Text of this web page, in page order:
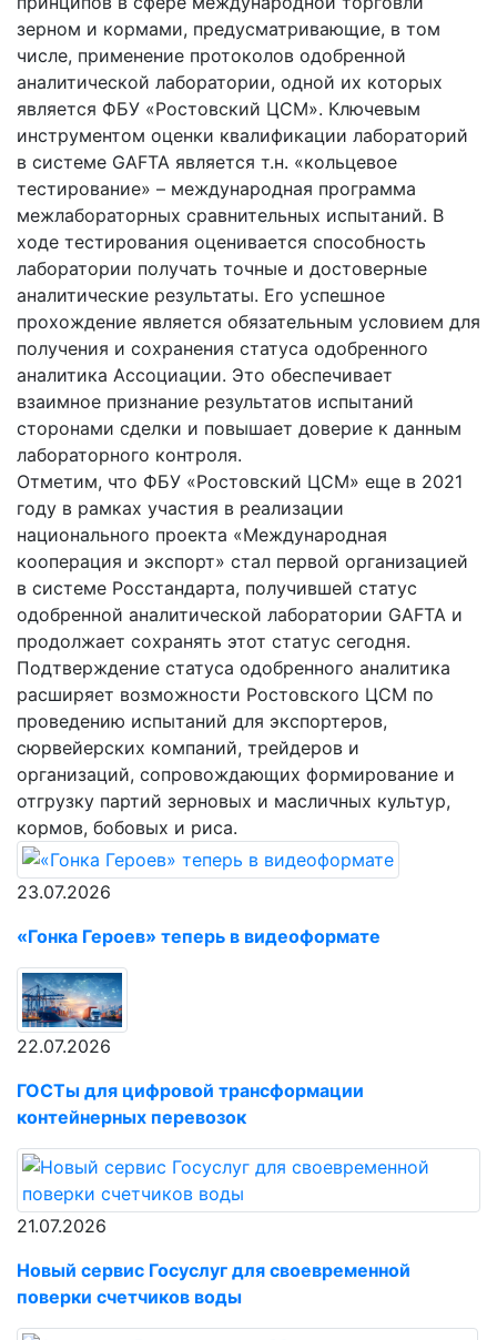
зерном и кормами, предусматривающие, в том
числе, применение протоколов одобренной
аналитической лаборатории, одной их которых
является ФБУ «Ростовский ЦСМ». Ключевым
инструментом оценки квалификации лабораторий
в системе GAFTA является т.н. «кольцевое
тестирование» – международная программа
межлабораторных сравнительных испытаний. В
ходе тестирования оценивается способность
лаборатории получать точные и достоверные
аналитические результаты. Его успешное
прохождение является обязательным условием для
получения и сохранения статуса одобренного
аналитика Ассоциации. Это обеспечивает
взаимное признание результатов испытаний
сторонами сделки и повышает доверие к данным
лабораторного контроля.
Отметим, что ФБУ «Ростовский ЦСМ» еще в 2021
году в рамках участия в реализации
национального проекта «Международная
кооперация и экспорт» стал первой организацией
в системе Росстандарта, получившей статус
одобренной аналитической лаборатории GAFTA и
продолжает сохранять этот статус сегодня.
Подтверждение статуса одобренного аналитика
расширяет возможности Ростовского ЦСМ по
проведению испытаний для экспортеров,
сюрвейерских компаний, трейдеров и
организаций, сопровождающих формирование и
отгрузку партий зерновых и масличных культур,
кормов, бобовых и риса.
23.07.2026
«Гонка Героев» теперь в видеоформате
22.07.2026
ГОСТы для цифровой трансформации
контейнерных перевозок
21.07.2026
Новый сервис Госуслуг для своевременной
поверки счетчиков воды